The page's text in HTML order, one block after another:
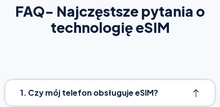
FAQ- Najczęstsze pytania o
technologię eSIM
1. Czy mój telefon obsługuje eSIM?